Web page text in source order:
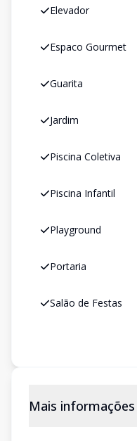
Elevador
Espaco Gourmet
Guarita
Jardim
Piscina Coletiva
Piscina Infantil
Playground
Portaria
Salão de Festas
Mais informações